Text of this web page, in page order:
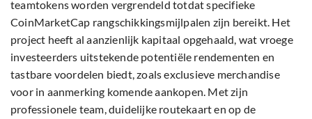
teamtokens worden vergrendeld totdat specifieke
CoinMarketCap rangschikkingsmijlpalen zijn bereikt. Het
project heeft al aanzienlijk kapitaal opgehaald, wat vroege
investeerders uitstekende potentiële rendementen en
tastbare voordelen biedt, zoals exclusieve merchandise
voor in aanmerking komende aankopen. Met zijn
professionele team, duidelijke routekaart en op de